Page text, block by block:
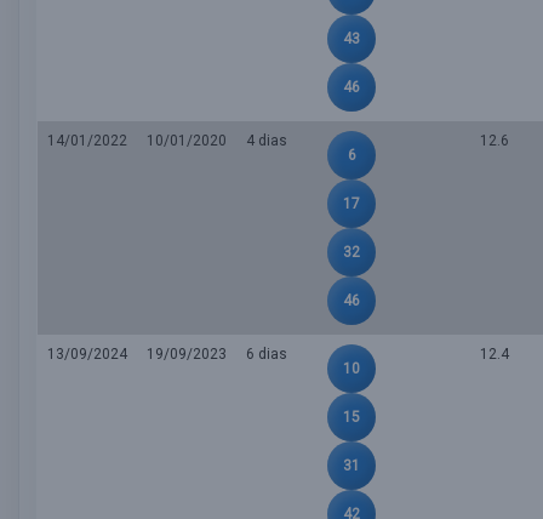
43
46
14/01/2022 10/01/2020
4 dias
6
17
32
46
12.6
13/09/2024 19/09/2023
6 dias
10
15
31
42
12.4